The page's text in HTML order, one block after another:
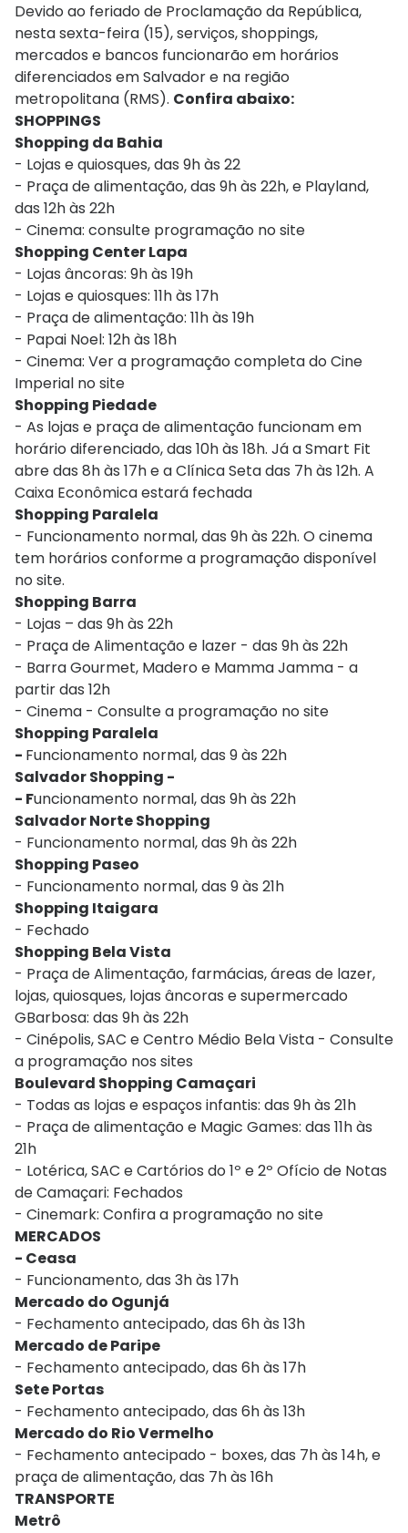
Devido ao feriado de Proclamação da República,
nesta sexta-feira (15), serviços, shoppings,
mercados e bancos funcionarão em horários
diferenciados em Salvador e na região
metropolitana (RMS). Confira abaixo:
SHOPPINGS
Shopping da Bahia
- Lojas e quiosques, das 9h às 22
- Praça de alimentação, das 9h às 22h, e Playland,
das 12h às 22h
- Cinema: consulte programação no site
Shopping Center Lapa
- Lojas âncoras: 9h às 19h
- Lojas e quiosques: 11h às 17h
- Praça de alimentação: 11h às 19h
- Papai Noel: 12h às 18h
- Cinema: Ver a programação completa do Cine
Imperial no site
Shopping Piedade
- As lojas e praça de alimentação funcionam em
horário diferenciado, das 10h às 18h. Já a Smart Fit
abre das 8h às 17h e a Clínica Seta das 7h às 12h. A
Caixa Econômica estará fechada
Shopping Paralela
- Funcionamento normal, das 9h às 22h. O cinema
tem horários conforme a programação disponível
no site.
Shopping Barra
- Lojas – das 9h às 22h
- Praça de Alimentação e lazer - das 9h às 22h
- Barra Gourmet, Madero e Mamma Jamma - a
partir das 12h
- Cinema - Consulte a programação no site
Shopping Paralela
- Funcionamento normal, das 9 às 22h
Salvador Shopping -
- Funcionamento normal, das 9h às 22h
Salvador Norte Shopping
- Funcionamento normal, das 9h às 22h
Shopping Paseo
- Funcionamento normal, das 9 às 21h
Shopping Itaigara
- Fechado
Shopping Bela Vista
- Praça de Alimentação, farmácias, áreas de lazer,
lojas, quiosques, lojas âncoras e supermercado
GBarbosa: das 9h às 22h
- Cinépolis, SAC e Centro Médio Bela Vista - Consulte
a programação nos sites
Boulevard Shopping Camaçari
- Todas as lojas e espaços infantis: das 9h às 21h
- Praça de alimentação e Magic Games: das 11h às
21h
- Lotérica, SAC e Cartórios do 1º e 2º Ofício de Notas
de Camaçari: Fechados
- Cinemark: Confira a programação no site
MERCADOS
- Ceasa
- Funcionamento, das 3h às 17h
Mercado do Ogunjá
- Fechamento antecipado, das 6h às 13h
Mercado de Paripe
- Fechamento antecipado, das 6h às 17h
Sete Portas
- Fechamento antecipado, das 6h às 13h
Mercado do Rio Vermelho
- Fechamento antecipado - boxes, das 7h às 14h, e
praça de alimentação, das 7h às 16h
TRANSPORTE
Metrô